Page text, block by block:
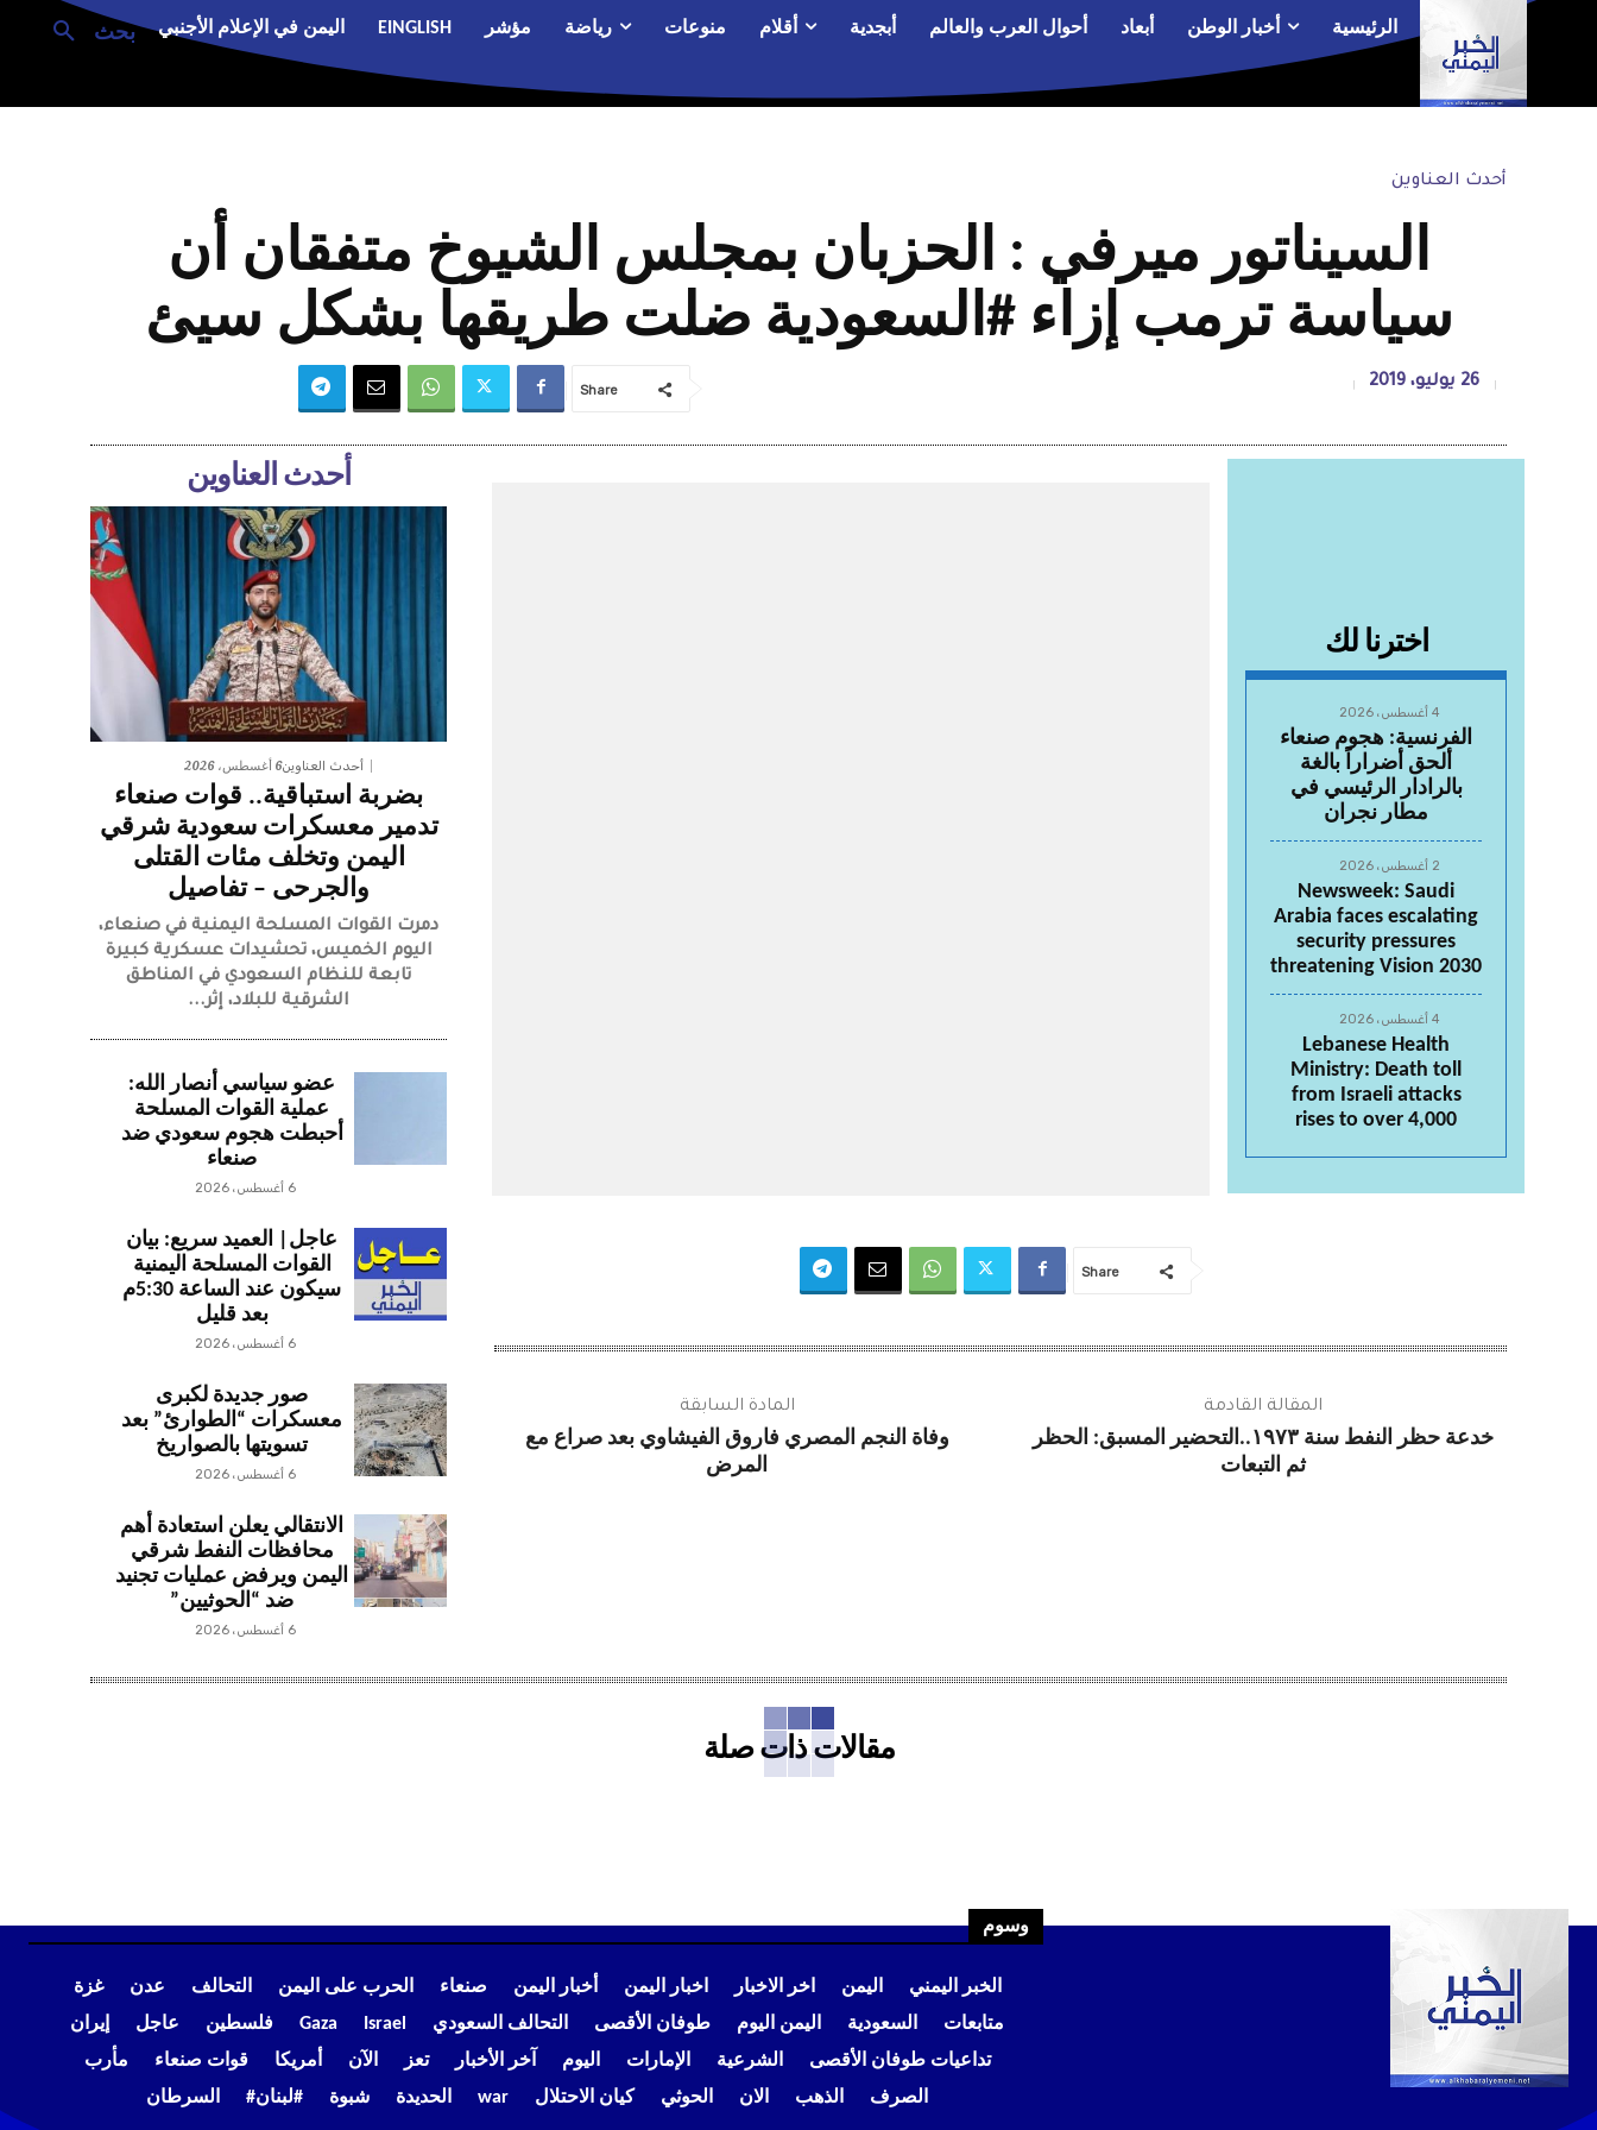
بحث الرئيسية أخبار الوطن أبعاد أحوال العرب والعالم أبجدية أقلام منوعات رياضة مؤشر EINGLISH اليمن في الإعلام الأجنبي
أحدث العناوين
السيناتور ميرفي : الحزبان بمجلس الشيوخ متفقان أن
سياسة ترمب إزاء #السعودية ضلت طريقها بشكل سيئ
26 يوليو، 2019 Share
اخترنا لك
4 أغسطس، 2026
الفرنسية: هجوم صنعاء
ألحق أضراراً بالغة
بالرادار الرئيسي في
مطار نجران
2 أغسطس، 2026
Newsweek: Saudi
Arabia faces escalating
security pressures
threatening Vision 2030
4 أغسطس، 2026
Lebanese Health
Ministry: Death toll
from Israeli attacks
rises to over 4,000
Share
المادة السابقة
وفاة النجم المصري فاروق الفيشاوي بعد صراع مع
المرض
المقالة القادمة
خدعة حظر النفط سنة ١٩٧٣..التحضير المسبق: الحظر
ثم التبعات
أحدث العناوين
أحدث العناوين6 أغسطس، 2026
بضربة استباقية.. قوات صنعاء
تدمير معسكرات سعودية شرقي
اليمن وتخلف مئات القتلى
والجرحى – تفاصيل
دمرت القوات المسلحة اليمنية في صنعاء،
اليوم الخميس، تحشيدات عسكرية كبيرة
تابعة للنظام السعودي في المناطق
الشرقية للبلاد، إثر...
عضو سياسي أنصار الله:
عملية القوات المسلحة
أحبطت هجوم سعودي ضد
صنعاء
6 أغسطس، 2026
عاجل| العميد سريع: بيان
القوات المسلحة اليمنية
سيكون عند الساعة 5:30م
بعد قليل
6 أغسطس، 2026
صور جديدة لكبرى
معسكرات “الطوارئ” بعد
تسويتها بالصواريخ
6 أغسطس، 2026
الانتقالي يعلن استعادة أهم
محافظات النفط شرقي
اليمن ويرفض عمليات تجنيد
ضد “الحوثيين”
6 أغسطس، 2026
مقالات ذات صلة
وسوم
الخبر اليمني اليمن اخر الاخبار اخبار اليمن أخبار اليمن صنعاء الحرب على اليمن التحالف عدن
غزة
متابعات
السعودية اليمن اليوم طوفان الأقصى التحالف السعودي Israel
Gaza فلسطين عاجل
إيران
تداعيات طوفان الأقصى
الشرعية الإمارات اليوم آخر الأخبار تعز الآن أمريكا قوات صنعاء
مأرب
الصرف
الذهب الان الحوثي كيان الاحتلال war الحديدة شبوة #لبنان# السرطان